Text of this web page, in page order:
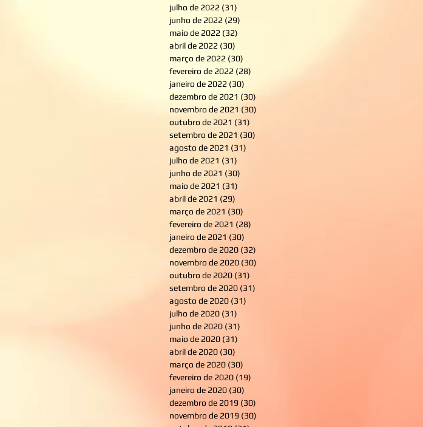
julho de 2022 (31)
junho de 2022 (29)
maio de 2022 (32)
abril de 2022 (30)
março de 2022 (30)
fevereiro de 2022 (28)
janeiro de 2022 (30)
dezembro de 2021 (30)
novembro de 2021 (30)
outubro de 2021 (31)
setembro de 2021 (30)
agosto de 2021 (31)
julho de 2021 (31)
junho de 2021 (30)
maio de 2021 (31)
abril de 2021 (29)
março de 2021 (30)
fevereiro de 2021 (28)
janeiro de 2021 (30)
dezembro de 2020 (32)
novembro de 2020 (30)
outubro de 2020 (31)
setembro de 2020 (31)
agosto de 2020 (31)
julho de 2020 (31)
junho de 2020 (31)
maio de 2020 (31)
abril de 2020 (30)
março de 2020 (30)
fevereiro de 2020 (19)
janeiro de 2020 (30)
dezembro de 2019 (30)
novembro de 2019 (30)